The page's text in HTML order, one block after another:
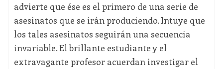
advierte que ése es el primero de una serie de
asesinatos que se irán produciendo. Intuye que
los tales asesinatos seguirán una secuencia
invariable. El brillante estudiante y el
extravagante profesor acuerdan investigar el